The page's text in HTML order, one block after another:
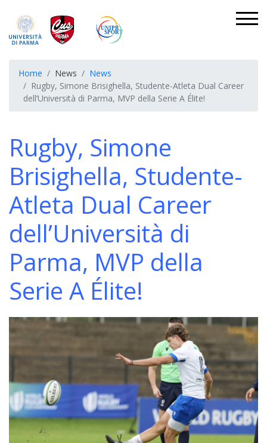
Home News
News
Rugby, Simone Brisighella, Studente-Atleta Dual Career
dell’Università di Parma, MVP della Serie A Élite!
Rugby, Simone
Brisighella, Studente-
Atleta Dual Career
dell’Università di
Parma, MVP della
Serie A Élite!